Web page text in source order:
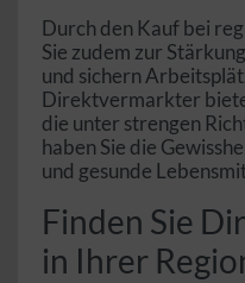
Durch den Kauf bei
Sie zudem zur
und sichern
Direktvermarkter
die unter strengen
haben Sie die
und gesunde
Finden Sie
in Ihrer